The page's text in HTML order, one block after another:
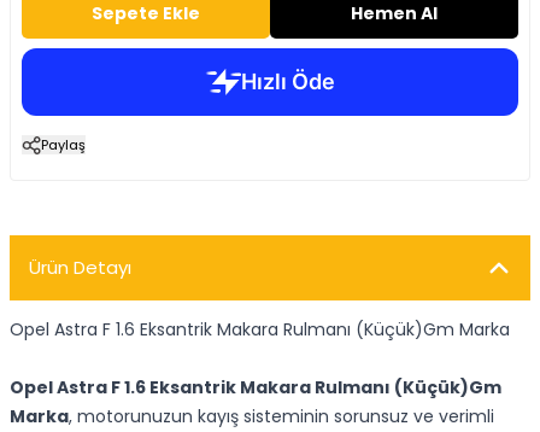
Sepete Ekle Hemen Al
Paylaş
Ürün Detayı
Opel Astra F 1.6 Eksantrik Makara Rulmanı (Küçük)Gm Marka
Opel Astra F 1.6 Eksantrik Makara Rulmanı (Küçük)Gm
Marka, motorunuzun kayış sisteminin sorunsuz ve verimli